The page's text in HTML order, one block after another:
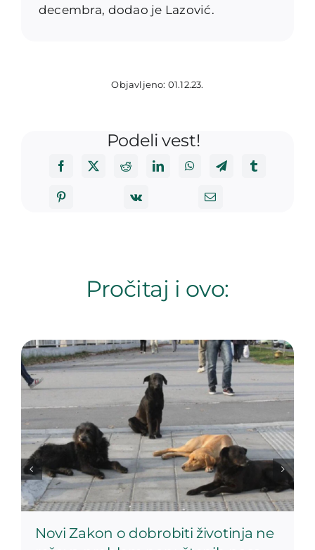
decembra, dodao je Lazović.
Objavljeno: 01.12.23.
Podeli vest!
Pročitaj i ovo:
Novi Zakon o dobrobiti životinja ne